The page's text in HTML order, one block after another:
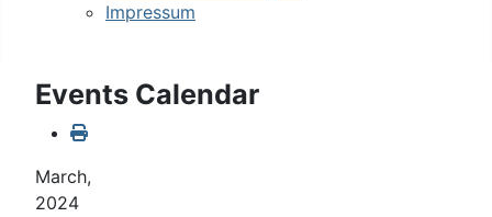
Impressum
Events Calendar
March,
2024